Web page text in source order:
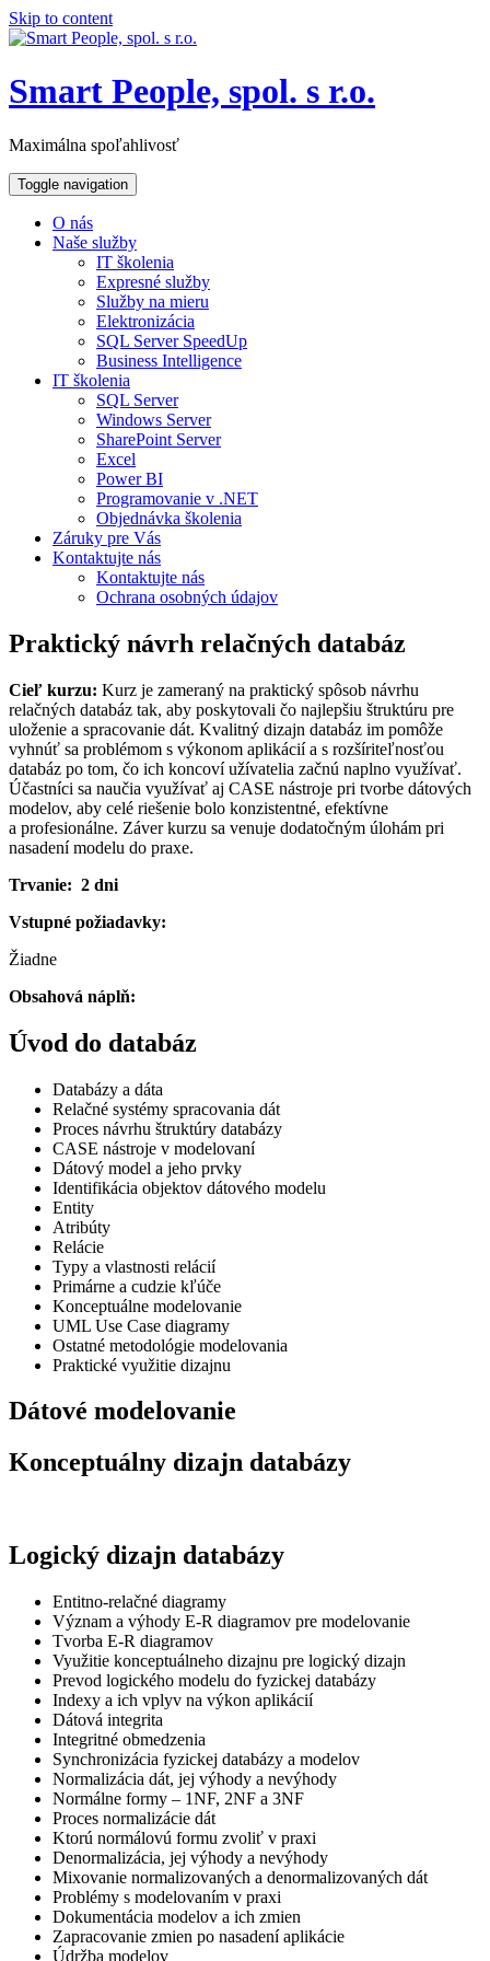
Skip to content
Smart People, spol. s r.o.
Maximálna spoľahlivosť
Toggle navigation
O nás
Naše služby
IT školenia
Expresné služby
Služby na mieru
Elektronizácia
SQL Server SpeedUp
Business Intelligence
IT školenia
SQL Server
Windows Server
SharePoint Server
Excel
Power BI
Programovanie v .NET
Objednávka školenia
Záruky pre Vás
Kontaktujte nás
Kontaktujte nás
Ochrana osobných údajov
Praktický návrh relačných databáz
Cieľ kurzu: Kurz je zameraný na praktický spôsob návrhu
relačných databáz tak, aby poskytovali čo najlepšiu štruktúru pre
uloženie a spracovanie dát. Kvalitný dizajn databáz im pomôže
vyhnúť sa problémom s výkonom aplikácií a s rozšíriteľnosťou
databáz po tom, čo ich koncoví užívatelia začnú naplno využívať.
Účastníci sa naučia využívať aj CASE nástroje pri tvorbe dátových
modelov, aby celé riešenie bolo konzistentné, efektívne
a profesionálne. Záver kurzu sa venuje dodatočným úlohám pri
nasadení modelu do praxe.
Trvanie: 2 dni
Vstupné požiadavky:
Žiadne
Obsahová náplň:
Úvod do databáz
Databázy a dáta
Relačné systémy spracovania dát
Proces návrhu štruktúry databázy
CASE nástroje v modelovaní
Dátový model a jeho prvky
Identifikácia objektov dátového modelu
Entity
Atribúty
Relácie
Typy a vlastnosti relácií
Primárne a cudzie kľúče
Konceptuálne modelovanie
UML Use Case diagramy
Ostatné metodológie modelovania
Praktické využitie dizajnu
Dátové modelovanie
Konceptuálny dizajn databázy
Logický dizajn databázy
Entitno-relačné diagramy
Význam a výhody E-R diagramov pre modelovanie
Tvorba E-R diagramov
Využitie konceptuálneho dizajnu pre logický dizajn
Prevod logického modelu do fyzickej databázy
Indexy a ich vplyv na výkon aplikácií
Dátová integrita
Integritné obmedzenia
Synchronizácia fyzickej databázy a modelov
Normalizácia dát, jej výhody a nevýhody
Normálne formy – 1NF, 2NF a 3NF
Proces normalizácie dát
Ktorú normálovú formu zvoliť v praxi
Denormalizácia, jej výhody a nevýhody
Mixovanie normalizovaných a denormalizovaných dát
Problémy s modelovaním v praxi
Dokumentácia modelov a ich zmien
Zapracovanie zmien po nasadení aplikácie
Údržba modelov